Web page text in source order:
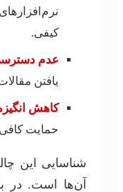
کیفی.
عدم
یافتن
کاهش
حمایت
شناسایی این
آن‌ها است. در